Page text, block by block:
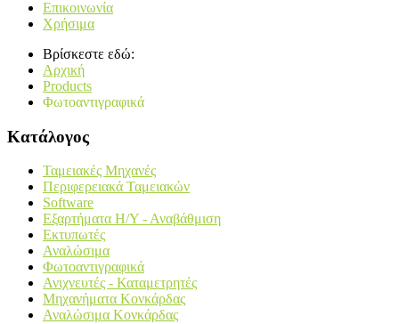
Επικοινωνία
Χρήσιμα
Βρίσκεστε εδώ:
Αρχική
Products
Φωτοαντιγραφικά
Κατάλογος
Ταμειακές Μηχανές
Περιφερειακά Ταμειακών
Software
Εξαρτήματα Η/Υ - Αναβάθμιση
Εκτυπωτές
Αναλώσιμα
Φωτοαντιγραφικά
Ανιχνευτές - Καταμετρητές
Μηχανήματα Κονκάρδας
Αναλώσιμα Κονκάρδας